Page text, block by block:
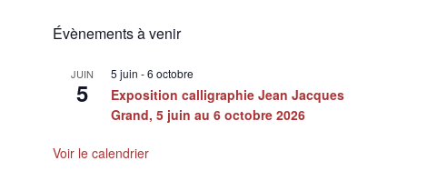
Évènements à venir
JUIN
5
5 juin -6 octobre
Exposition calligraphie Jean Jacques
Grand, 5 juin au 6 octobre 2026
Voir le calendrier